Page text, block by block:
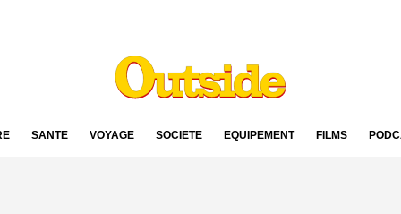
SANTÉ VOYAGE SOCIÉTÉ ÉQUIPEMENT FILMS